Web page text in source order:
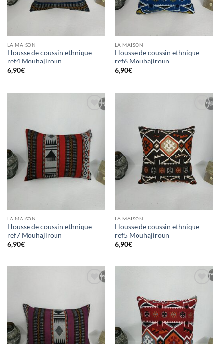
LA MAISON
Housse de coussin ethnique
ref4 Mouhajiroun
6,90€
LA MAISON
Housse de coussin ethnique
ref6 Mouhajiroun
6,90€
d’envies
LA MAISON
Housse de coussin ethnique
ref7 Mouhajiroun
6,90€
d’envies
LA MAISON
Housse de coussin ethnique
ref5 Mouhajiroun
6,90€
d’envies
à la liste
d’envies